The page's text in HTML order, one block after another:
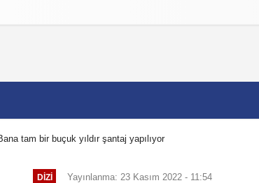
tam bir buçuk yıldır şantaj yapılıyor
DIZI Yayınlanma: 23 Kasım 2022 - 11:54